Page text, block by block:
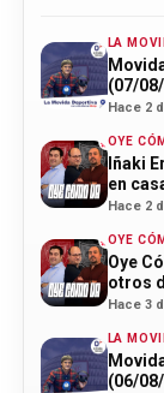
LA
(07/
Hace 2
OYE
Iñaki
en
Hace 2
OYE
Oye
otros
Hace 3
LA
(06/